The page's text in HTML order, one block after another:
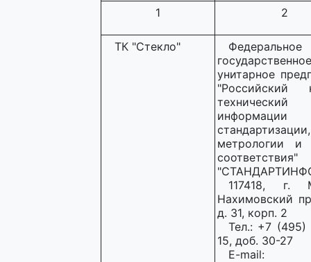
1 2
ТК "Стекло"
Федеральное
государственное
унитарное
"Российский
технический
стандартизации,
метрологии и
117418, г.
Нахимовский
д. 31, корп. 2
Тел.: +7 (495)
15, доб. 30-27
E-mail: